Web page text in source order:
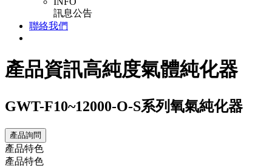
訊息公告
聯絡我們
產品資訊高純度氣體純化器
GWT-F10~12000-O-S系列氧氣純化器
產品詢問
產品特色
產品特色